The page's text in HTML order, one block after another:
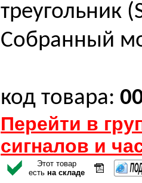
треугольник
Собранный
код товара:
Перейти в
сигналов и
Этот товар
есть на складе